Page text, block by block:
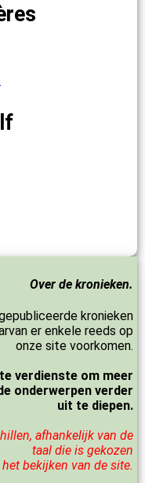
Over de kronieken.
kronieken
er enkele reeds op
onze site voorkomen.
verdienste om meer
onderwerpen verder
uit te diepen.
afhankelijk van de
taal die is gekozen
bekijken van de site.